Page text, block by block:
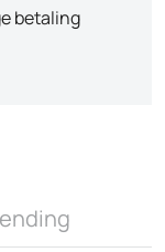
betaling